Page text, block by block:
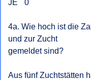
JE 	0
4a. Wie hoch ist die
und zur Zucht
gemeldet sind?
Aus fünf Zuchtstätten